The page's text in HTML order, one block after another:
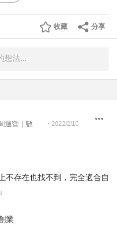
分享
收藏
・ 2022/2/10
不存在也找不到，完全適合自
業